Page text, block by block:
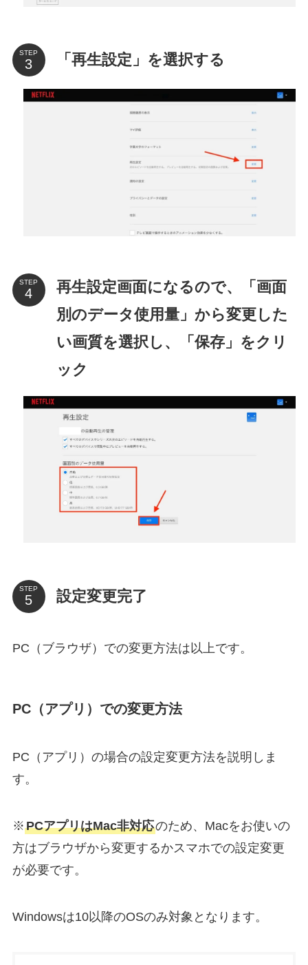
STEP 「再生設定」を選択する
STEP
再生設定画面になるので、「画面
別のデータ使用量」から変更した
い画質を選択し、「保存」をクリ
ック
STEP 設定変更完了
PC（ブラウザ）での変更方法は以上です。
PC（アプリ）での変更方法
PC（アプリ）の場合の設定変更方法を説明しま
す。
※PCアプリはMac非対応のため、Macをお使いの
方はブラウザから変更するかスマホでの設定変更
が必要です。
Windowsは10以降のOSのみ対象となります。